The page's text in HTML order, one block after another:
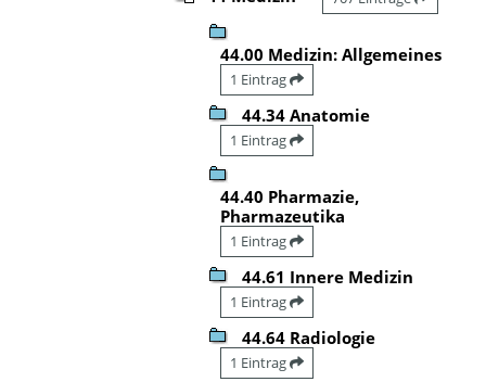
44.00 Medizin: Allgemeines
1 Eintrag
44.34 Anatomie
1 Eintrag
44.40 Pharmazie,
Pharmazeutika
1 Eintrag
44.61 Innere Medizin
1 Eintrag
44.64 Radiologie
1 Eintrag